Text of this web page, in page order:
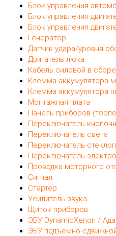
Блок управления
Блок управления
Блок управления
Генератор
Датчик удара/уровня
Двигатель люка
Кабель силовой в сборе
Клемма аккумулятора
Клемма аккумулятора
Монтажная плата
Панель приборов
Переключатель
Переключатель света
Переключатель
Переключатель
Проводка моторного
Сигнал
Стартер
Усилитель звука
Щиток приборов
ЭБУ DynamicXenon /
ЭБУ подъемно-